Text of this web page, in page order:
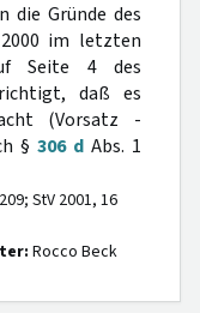
die Gründe des
2000 im letzten
Seite 4 des
daß es
(Vorsatz -
§ 306 d Abs. 1
StV 2001, 16
Rocco Beck